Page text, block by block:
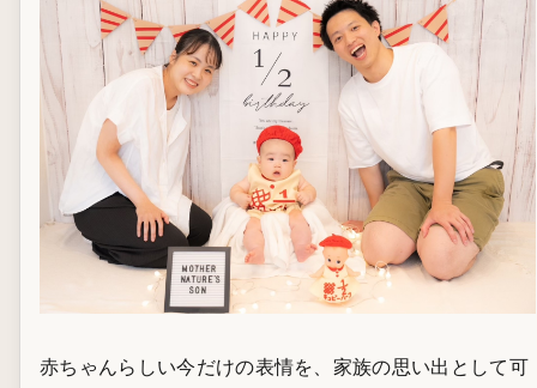
赤ちゃんらしい今だけの表情を、家族の思い出として可